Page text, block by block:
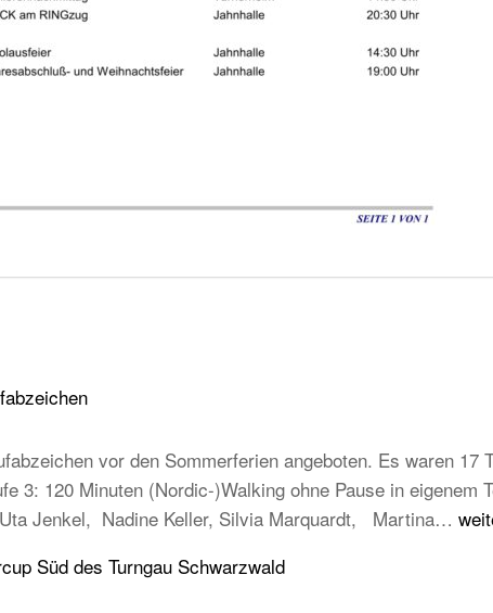
vor den Sommerferien angeboten. Es waren
3: 120 Minuten (Nordic-)Walking ohne Pause in
Jenkel, Nadine Keller, Silvia Marquardt, Martina…
Süd des Turngau Schwarzwald